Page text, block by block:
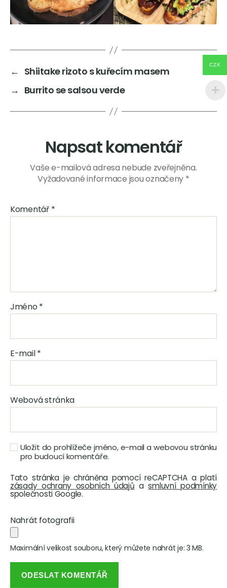
← Shiitake rizoto s kuřecím masem
→ Burrito se salsou verde
Napsat komentář
Vaše e-mailová adresa nebude zveřejněna.
Vyžadované informace jsou označeny *
Komentář *
Jméno*
E-mail*
Webová stránka
Uložit do prohlížeče jméno, e-mail a webovou stránku
pro budoucí komentáře.
Tato stránka je chráněna pomocí reCAPTCHA a platí
zásady ochrany osobních údajů asmluvní podmínky
společnosti Google.
Nahrát fotografii
Maximální velikost souboru, který můžete nahrát je: 3 MB.
CZK